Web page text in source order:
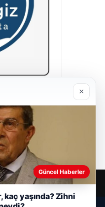
×
Güncel Haberler
yaşında? Zihni